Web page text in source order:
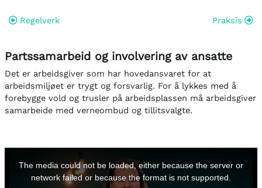
Regelverk Praksis
Partssamarbeid og involvering av ansatte
Det er arbeidsgiver som har hovedansvaret for at
arbeidsmiljøet er trygt og forsvarlig. For å lykkes med å
forebygge vold og trusler på arbeidsplassen må arbeidsgiver
samarbeide med verneombud og tillitsvalgte.
modalThe media could not be loaded, either because the server or
network failed or because the format is not supported.